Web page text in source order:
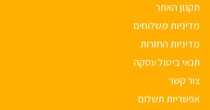
תקנון האתר
מדיניות משלוחים
מדיניות החזרות
תנאי ביטול עסקה
צור קשר
אפשריות תשלום